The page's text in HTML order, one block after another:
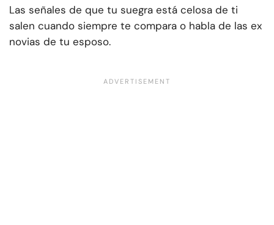
Las señales de que tu suegra está celosa de ti
salen cuando siempre te compara o habla de las ex
novias de tu esposo.